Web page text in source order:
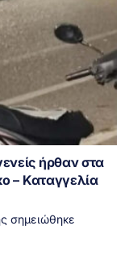
ήρθαν στα
– Καταγγελία
σημειώθηκε